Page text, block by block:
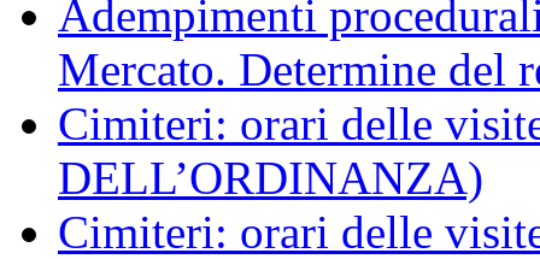
Adempimenti
Mercato. Determine del
Cimiteri: orari delle
DELL’ORDINANZA)
Cimiteri: orari delle